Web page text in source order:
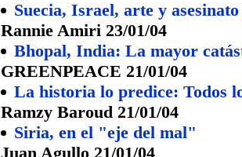
Suecia, Israel, arte y asesinato
Rannie Amiri 23/01/04
Bhopal, India: La mayor
GREENPEACE 21/01/04
La historia lo predice: Todos
Ramzy Baroud 21/01/04
Siria, en el "eje del mal"
Juan Agullo 21/01/04